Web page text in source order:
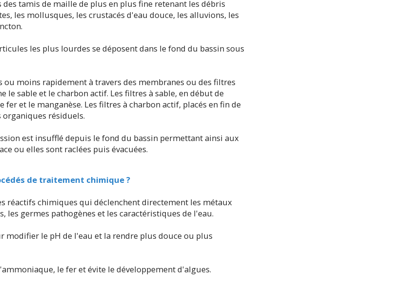
des tamis de maille de plus en plus fine retenant les débris
les mollusques, les crustacés d'eau douce, les alluvions, les
les plus lourdes se déposent dans le fond du bassin sous
moins rapidement à travers des membranes ou des filtres
le sable et le charbon actif. Les filtres à sable, en début de
et le manganèse. Les filtres à charbon actif, placés en fin de
résiduels.
est insufflé depuis le fond du bassin permettant ainsi aux
ou elles sont raclées puis évacuées.
de traitement chimique ?
réactifs chimiques qui déclenchent directement les métaux
les germes pathogènes et les caractéristiques de l'eau.
modifier le pH de l'eau et la rendre plus douce ou plus
le fer et évite le développement d'algues.